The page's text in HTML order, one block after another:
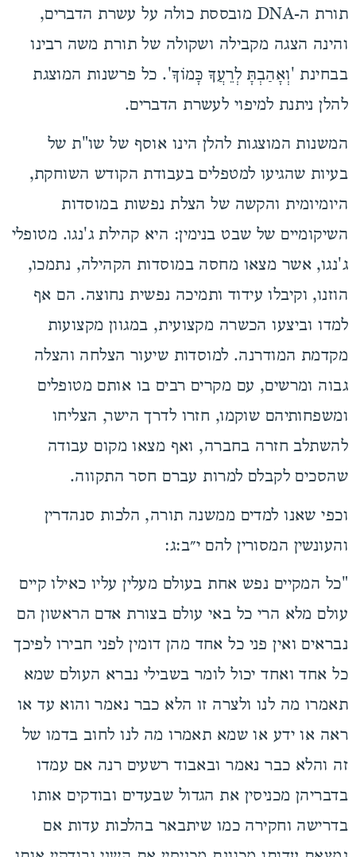
תורת ה-DNA מובססת כולה על עשרת הדברים,
והינה הצגה מקבילה ושקולה של תורת משה רבינו
בבחינת 'וְאָהַבְתָּ לְרֵעֲךָ כָּמוֹךָ'. כל פרשנות המוצגת
להלן ניתנת למיפוי לעשרת הדברים.
המשנות המוצגות להלן הינו אוסף של שו"ת של
בעיות שהגיעו למטפלים בעבודת הקודש השוחקת,
היומיומית והקשה של הצלת נפשות במוסדות
השיקומיים של שבט בנימין: היא קהילת ג'נגו. מטופלי
ג'נגו, אשר מצאו מחסה במוסדות הקהילה, נתמכו,
הוזנו, וקיבלו עידוד ותמיכה נפשית נחוצה. הם אף
למדו וביצעו הכשרה מקצועית, במגוון מקצועות
מקדמת המודרנה. למוסדות שיעור הצלחה והצלה
גבוה ומרשים, עם מקרים רבים בו אותם מטופלים
ומשפחותיהם שוקמו, חזרו לדרך הישר, הצליחו
להשתלב חזרה בחברה, ואף מצאו מקום עבודה
שהסכים לקבלם למרות עברם חסר התקווה.
וכפי שאנו למדים ממשנה תורה, הלכות סנהדרין
והעונשין המסורין להם י״ב:ג:
"כל המקיים נפש אחת בעולם מעלין עליו כאילו קיים
עולם מלא הרי כל באי עולם בצורת אדם הראשון הם
נבראים ואין פני כל אחד מהן דומין לפני חבירו לפיכך
כל אחד ואחד יכול לומר בשבילי נברא העולם שמא
תאמרו מה לנו ולצרה זו הלא כבר נאמר והוא עד או
ראה או ידע או שמא תאמרו מה לנו לחוב בדמו של
זה והלא כבר נאמר ובאבוד רשעים רנה אם עמדו
בדבריהן מכניסין את הגדול שבעדים ובודקים אותו
בדרישה וחקירה כמו שיתבאר בהלכות עדות אם